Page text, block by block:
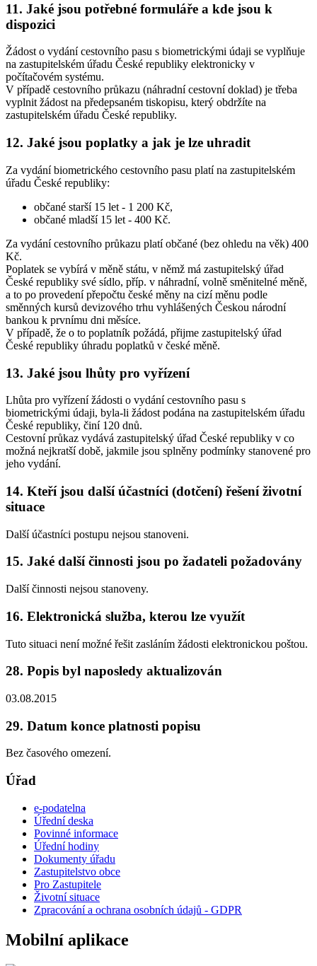
11. Jaké jsou potřebné formuláře a kde jsou k
dispozici
Žádost o vydání cestovního pasu s biometrickými údaji se vyplňuje
na zastupitelském úřadu České republiky elektronicky v
počítačovém systému.
V případě cestovního průkazu (náhradní cestovní doklad) je třeba
vyplnit žádost na předepsaném tiskopisu, který obdržíte na
zastupitelském úřadu České republiky.
12. Jaké jsou poplatky a jak je lze uhradit
Za vydání biometrického cestovního pasu platí na zastupitelském
úřadu České republiky:
občané starší 15 let - 1 200 Kč,
občané mladší 15 let - 400 Kč.
Za vydání cestovního průkazu platí občané (bez ohledu na věk) 400
Kč.
Poplatek se vybírá v měně státu, v němž má zastupitelský úřad
České republiky své sídlo, příp. v náhradní, volně směnitelné měně,
a to po provedení přepočtu české měny na cizí měnu podle
směnných kursů devizového trhu vyhlášených Českou národní
bankou k prvnímu dni měsíce.
V případě, že o to poplatník požádá, přijme zastupitelský úřad
České republiky úhradu poplatků v české měně.
13. Jaké jsou lhůty pro vyřízení
Lhůta pro vyřízení žádosti o vydání cestovního pasu s
biometrickými údaji, byla-li žádost podána na zastupitelském úřadu
České republiky, činí 120 dnů.
Cestovní průkaz vydává zastupitelský úřad České republiky v co
možná nejkratší době, jakmile jsou splněny podmínky stanovené pro
jeho vydání.
14. Kteří jsou další účastníci (dotčení) řešení životní
situace
Další účastníci postupu nejsou stanoveni.
15. Jaké další činnosti jsou po žadateli požadovány
Další činnosti nejsou stanoveny.
16. Elektronická služba, kterou lze využít
Tuto situaci není možné řešit zasláním žádosti elektronickou poštou.
28. Popis byl naposledy aktualizován
03.08.2015
29. Datum konce platnosti popisu
Bez časového omezení.
Úřad
e-podatelna
Úřední deska
Povinné informace
Úřední hodiny
Dokumenty úřadu
Zastupitelstvo obce
Pro Zastupitele
Životní situace
Zpracování a ochrana osobních údajů - GDPR
Mobilní aplikace